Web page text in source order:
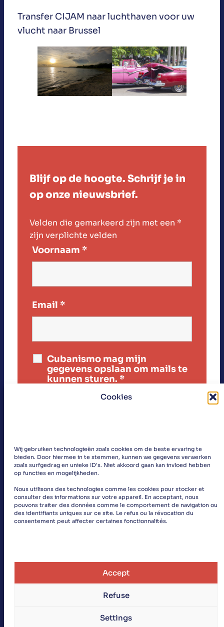
Cookies
Wij gebruiken technologieën zoals cookies om de beste ervaring te
bieden. Door hiermee in te stemmen, kunnen we gegevens verwerken
zoals surfgedrag en unieke ID's. Niet akkoord gaan kan invloed hebben
op functies en mogelijkheden.
Nous utilisons des technologies comme les cookies pour stocker et
consulter des informations sur votre appareil. En acceptant, nous
pouvons traiter des données comme le comportement de navigation ou
des identifiants uniques sur ce site. Le refus ou la révocation du
consentement peut affecter certaines fonctionnalités.
Accept
Refuse
Settings
Transfer CIJAM naar luchthaven voor uw
vlucht naar Brussel
Blijf op de hoogte. Schrijf je in
op onze nieuwsbrief.
Velden die gemarkeerd zijn met een *
zijn verplichte velden
Voornaam *
Email *
Cubanismo mag mijn
gegevens opslaan om mails te
kunnen sturen. *
«
Search